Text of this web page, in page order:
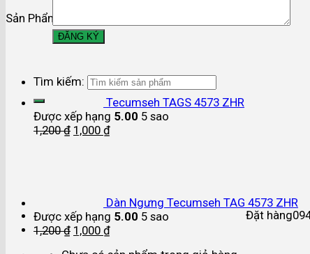
Tìm kiếm:
Đặt hàng
Sản Phẩm Nổi Bật
Tecumseh TAGS 4573 ZHR
Được xếp hạng 5.00 5 sao
1,200₫ 1,000 ₫
Dàn Ngưng Tecumseh TAG 4573 ZHR
Được xếp hạng 5.00 5 sao
1,200₫ 1,000 ₫